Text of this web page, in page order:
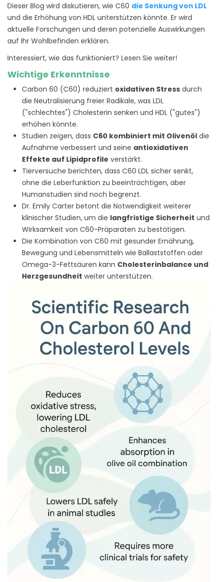
Dieser Blog wird diskutieren, wie C60 die Senkung von LDL
und die Erhöhung von HDL unterstützen könnte. Er wird
aktuelle Forschungen und deren potenzielle Auswirkungen
auf Ihr Wohlbefinden erklären.
Interessiert, wie das funktioniert? Lesen Sie weiter!
Wichtige Erkenntnisse
Carbon 60 (C60) reduziert oxidativen Stress durch
die Neutralisierung freier Radikale, was LDL
("schlechtes") Cholesterin senken und HDL ("gutes")
erhöhen könnte.
Studien zeigen, dass C60 kombiniert mit Olivenöl die
Aufnahme verbessert und seine antioxidativen
Effekte auf Lipidprofile verstärkt.
Tierversuche berichten, dass C60 LDL sicher senkt,
ohne die Leberfunktion zu beeinträchtigen, aber
Humanstudien sind noch begrenzt.
Dr. Emily Carter betont die Notwendigkeit weiterer
klinischer Studien, um die langfristige Sicherheit und
Wirksamkeit von C60-Präparaten zu bestätigen.
Die Kombination von C60 mit gesunder Ernährung,
Bewegung und Lebensmitteln wie Ballaststoffen oder
Omega-3-Fettsäuren kann Cholesterinbalance und
Herzgesundheit weiter unterstützen.